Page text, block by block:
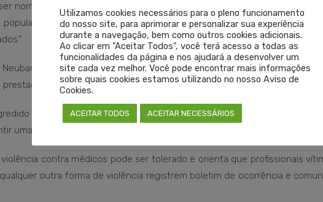
normalizada. Isso é um fato extremamente grave e inadmissível.
precisam ter segurança para exercer sua atividade. Os
Trindade, destaca que a violência contra médicos afeta não
prestada aos pacientes:
no ambiente de trabalho, todo o serviço de saúde é impactado.
uma assistência mais segura aos pacientes.”
contra médicos pode ser tolerado e orienta que profissionais
outra forma de violência registrem boletim de ocorrência e
Utilizamos cookies necessários para o pleno funcionamento
do nosso site, para aprimorar e personalizar sua experiência
durante a navegação, bem como outros cookies adicionais.
Ao clicar em "Aceitar Todos", você terá acesso a todas as
funcionalidades da página e nos ajudará a desenvolver um
site cada vez melhor. Você pode encontrar mais informações
sobre quais cookies estamos utilizando no nosso Aviso de
Cookies.
ACEITAR TODOS ACEITAR NECESSÁRIOS